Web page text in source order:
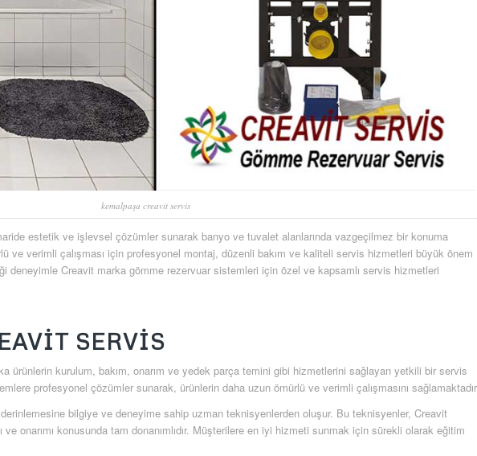
kemalpaşa creavit servis
estetik ve işlevsel çözümler sunarak banyo ve tuvalet alanlarında vazgeçilmez bir konuma
ve verimli çalışması için profesyonel montaj, düzenli bakım ve kaliteli servis hizmetleri büyük önem
deneyimle Creavit marka gömme rezervuar sistemleri için özel ve kapsamlı servis hizmetleri
SERVIS
ürünlerin kurulum, bakım, onarım ve yedek parça temini gibi hizmetlerini sağlayan yetkili bir servis
profesyonel çözümler sunarak, ürünlerin daha uzun ömürlü ve verimli çalışmasını
bilgiye ve deneyime sahip uzman teknisyenlerden oluşur. Bu teknisyenler, Creavit
ve onarımı konusunda tam donanımlıdır. Müşterilere en iyi hizmeti sunmak için sürekli olarak eğitim